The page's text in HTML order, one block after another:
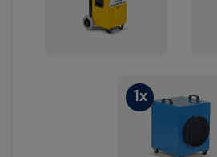
1x